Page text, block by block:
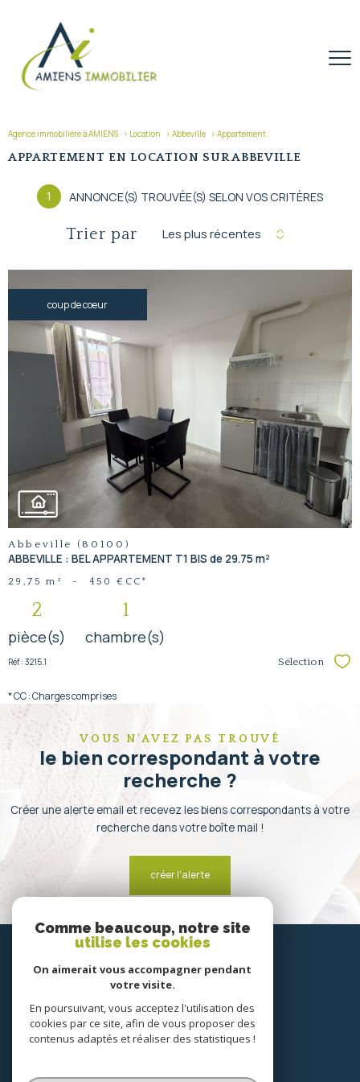
Agence immobilière à AMIENS Location Abbeville Appartement
APPARTEMENT EN LOCATION SUR ABBEVILLE
1 ANNONCE(S) TROUVÉE(S) SELON VOS CRITÈRES
Trier par Les plus récentes
coup de coeur
bien
Abbeville (80100)
ABBEVILLE : BEL APPARTEMENT T1 BIS de 29.75 m²
29,75 m² - 450 € CC*
2
pièce(s)
1
chambre(s)
Réf : 3215.1 Sélection
* CC : Charges comprises
VOUS N'AVEZ PAS TROUVÉ
le bien correspondant à votre
recherche ?
Créer une alerte email et recevez les biens correspondants à votre
recherche dans votre boîte mail !
créer l'alerte
SE
espace propriétaire
NOUS
suivre
Comme beaucoup, notre site
utilise les cookies
On aimerait vous accompagner pendant
votre visite.
En poursuivant, vous acceptez l'utilisation des
cookies par ce site, afin de vous proposer des
contenus adaptés et réaliser des statistiques !